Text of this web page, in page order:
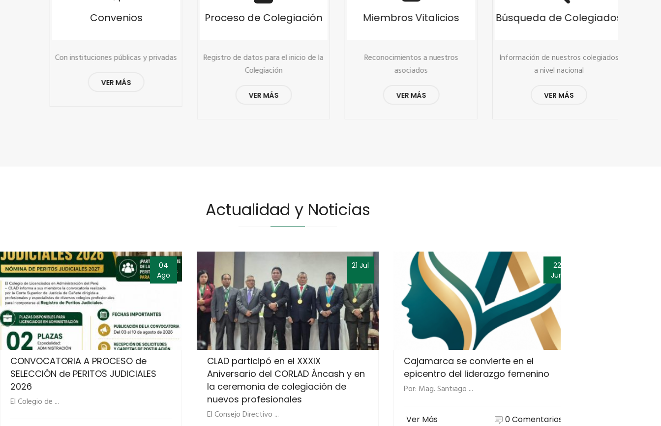
Convenios
Con instituciones públicas y privadas
VER MÁS
Proceso de Colegiación
Registro de datos para el inicio de la
Colegiación
VER MÁS
Miembros Vitalicios
Reconocimientos a nuestros
asociados
VER MÁS
Búsqueda de Colegiados
Información de nuestros colegiados
a nivel nacional
VER MÁS
Actualidad y Noticias
04
Ago
CONVOCATORIA A PROCESO de
SELECCIÓN de PERITOS JUDICIALES
2026
El Colegio de ...
21 Jul
CLAD participó en el XXXIX
Aniversario del CORLAD Áncash y en
la ceremonia de colegiación de
nuevos profesionales
El Consejo Directivo ...
22
Jun
Cajamarca se convierte en el
epicentro del liderazgo femenino
Por: Mag. Santiago ...
Ver Más 0 Comentarios